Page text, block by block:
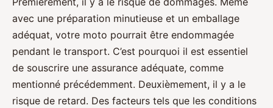
avec une préparation minutieuse et un emballage
adéquat, votre moto pourrait être endommagée
pendant le transport. C’est pourquoi il est essentiel
de souscrire une assurance adéquate, comme
mentionné précédemment. Deuxièmement, il y a le
risque de retard. Des facteurs tels que les conditions